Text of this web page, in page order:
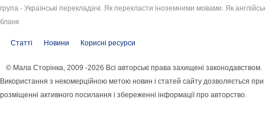
група - Українські перекладачі. Як перекласти іноземними мовами. Як
бланк
Статті Новини Корисні ресурси
© Мала Сторінка, 2009 -2026 Всі авторські права захищені законодавством.
Використання з некомерційною метою новин і статей сайту дозволяється при
розміщенні активного посилання і збереженні інформації про авторство.